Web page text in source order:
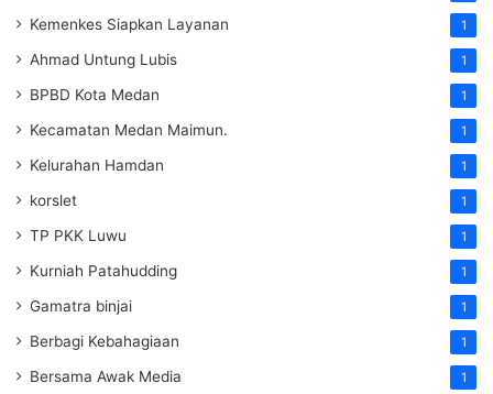
Kemenkes Siapkan Layanan 1
Ahmad Untung Lubis 1
BPBD Kota Medan 1
Kecamatan Medan Maimun. 1
Kelurahan Hamdan 1
korslet 1
TP PKK Luwu 1
Kurniah Patahudding 1
Gamatra binjai 1
Berbagi Kebahagiaan 1
Bersama Awak Media 1